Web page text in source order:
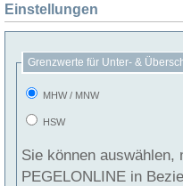
Einstellungen
Grenzwerte für Unter- &
MHW / MNW
HSW
Sie können
PEGELONLINE in Beziehung